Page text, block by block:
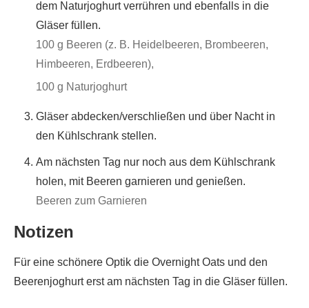
dem Naturjoghurt verrühren und ebenfalls in die
Gläser füllen.
100 g Beeren (z. B. Heidelbeeren, Brombeeren,
Himbeeren, Erdbeeren),
100 g Naturjoghurt
Gläser abdecken/verschließen und über Nacht in
den Kühlschrank stellen.
Am nächsten Tag nur noch aus dem Kühlschrank
holen, mit Beeren garnieren und genießen.
Beeren zum Garnieren
Notizen
Für eine schönere Optik die Overnight Oats und den
Beerenjoghurt erst am nächsten Tag in die Gläser füllen.